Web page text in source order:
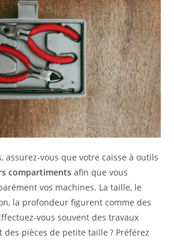
assurez-vous que votre caisse à outils
compartiments afin que vous
vos machines. La taille, le
la profondeur figurent comme des
vous souvent des travaux
pièces de petite taille ? Préférez